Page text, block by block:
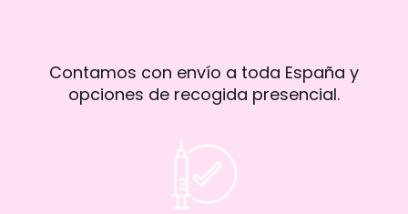
Contamos con envío a toda España y
opciones de recogida presencial.